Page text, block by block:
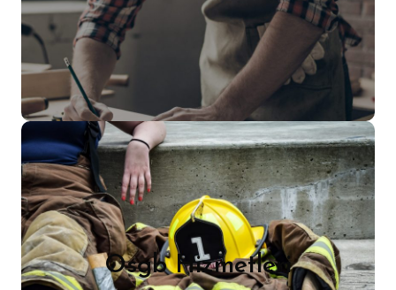
Korunma Dökümanı, Yangın Eğitimleri …
Osgb Hizmetleri
Osgb Hizmetleri
İş Güvenliği Uzmanı Görevlendirme
(İşletmenin Tehlike Grubu ve Çalışan
Sayısına Göre) & Danışmanlık. Risk
Değerlendirmesi Hazırlama,